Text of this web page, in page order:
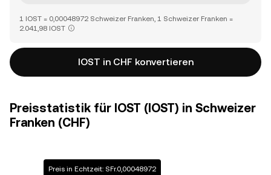
1 IOST = 0,00048972 Schweizer Franken, 1 Schweizer Franken =
2.041,98 IOST
IOST in CHF konvertieren
Preisstatistik für IOST (IOST) in Schweizer
Franken (CHF)
Preis in Echtzeit: SFr.0,00048972